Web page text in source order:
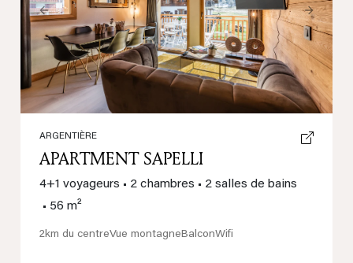
Previous Next
ARGENTIÈRE
APARTMENT SAPELLI
4+1 voyageurs • 2 chambres • 2 salles de bains
• 56 m²
2km du centreVue montagneBalconWifi